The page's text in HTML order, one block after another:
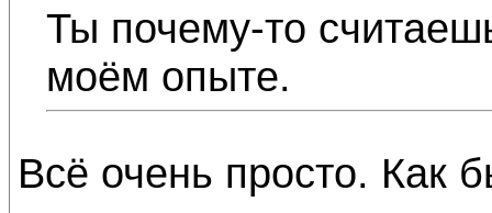
Ты почему-то
моём опыте.
Всё очень просто. Как